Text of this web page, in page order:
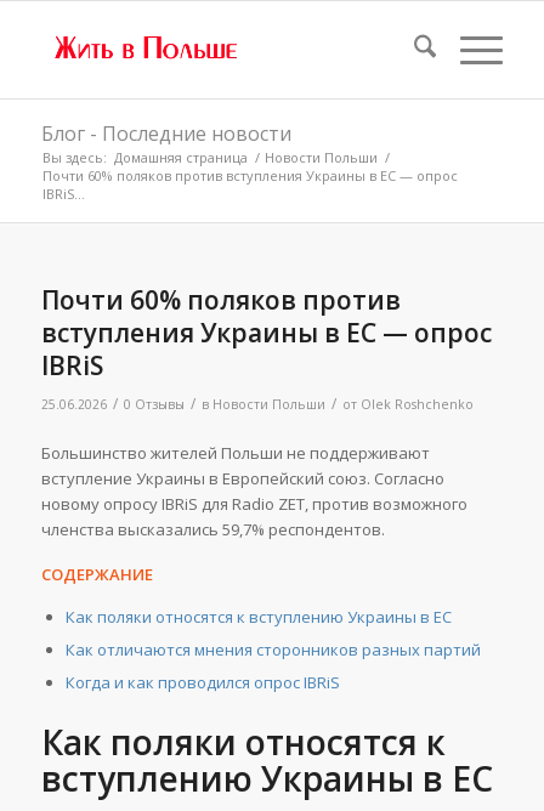
Блог - Последние новости
Вы здесь: Домашняя страница / Новости Польши /
Почти 60% поляков против вступления Украины в ЕС — опрос
IBRiS...
Почти 60% поляков против
вступления Украины в ЕС — опрос
IBRiS
25.06.2026 / 0 Отзывы / в Новости Польши / от Olek Roshchenko
Большинство жителей Польши не поддерживают
вступление Украины в Европейский союз. Согласно
новому опросу IBRiS для Radio ZET, против возможного
членства высказались 59,7% респондентов.
СОДЕРЖАНИЕ
Как поляки относятся к вступлению Украины в ЕС
Как отличаются мнения сторонников разных партий
Когда и как проводился опрос IBRiS
Как поляки относятся к
вступлению Украины в ЕС